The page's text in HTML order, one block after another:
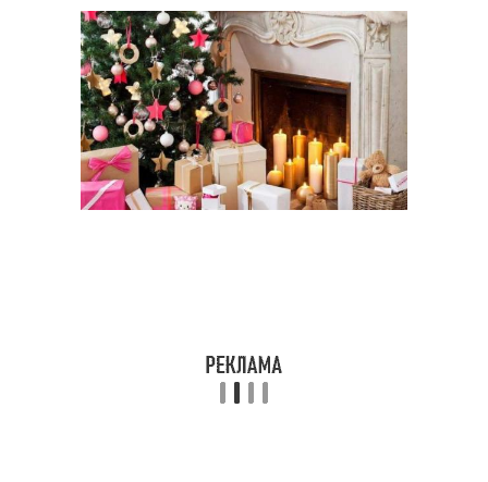
Год без лишних затрат
Руки из подручных
средств
Руки из подручных
материалов
Комната к новому году